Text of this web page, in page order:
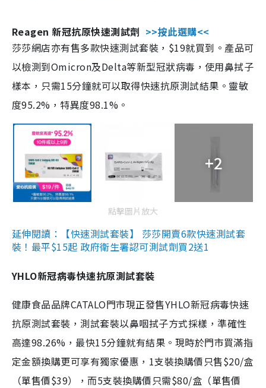
Reagen 新冠抗原快速測試劑 >>按此選購<<
莎莎網店亦有售多款快速測試套裝，$19就買到。產品可
以檢測到Omicron及Delta等新型冠狀病毒，使用鼻拭子
樣本，只需15分鐘就可以取得快速抗原測試結果。靈敏
度95.2%，特異度98.1%。
+2
點擊圖片放大
延伸閱讀：【快速測試套裝】 莎莎開賣6款快速測試套
裝！最平$15起 政府衛生署認可測試劑買2送1
YHLO新冠病毒快速抗原測試套裝
健康食品品牌CATALO門市現正發售YHLO新冠病毒快速
抗原測試套裝，測試套裝以鼻咽拭子方式採樣，準確性
高達98.26%，最快15分鐘就有結果。現時於門市買滿指
定金額換購更可享有獨家優惠，1支裝換購價只售$20/盒
（單售價$39），而5支裝換購價只需$80/盒（單售價